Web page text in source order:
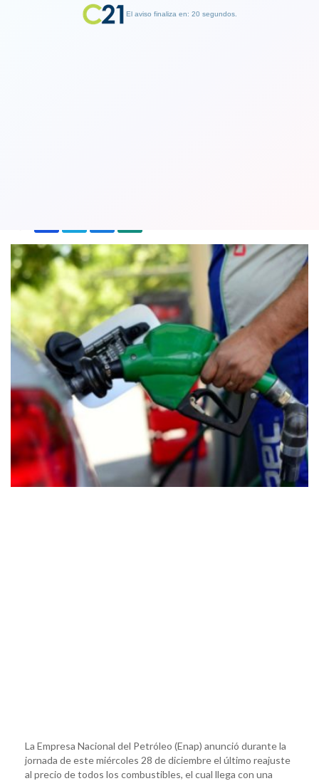
La Empresa Nacional del Petróleo (Enap) anunció durante la
jornada de este miércoles 28 de diciembre el último reajuste
al precio de todos los combustibles, el cual llega con una
El aviso finaliza en: 19 segundos.